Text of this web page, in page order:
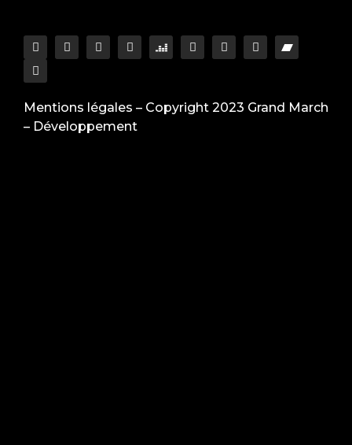
Mentions légales – Copyright 2023 Grand March
– Développement